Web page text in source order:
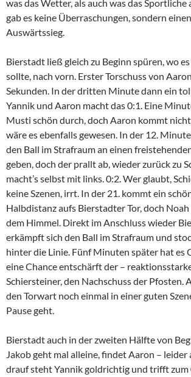
was das Wetter, als auch was das Sportliche
gab es keine Überraschungen, sondern
Auswärtssieg.
Bierstadt ließ gleich zu Beginn spüren, wo
sollte, nach vorn. Erster Torschuss von
Sekunden. In der dritten Minute dann ein
Yannik und Aaron macht das 0:1. Eine
Musti schön durch, doch Aaron kommt
wäre es ebenfalls gewesen. In der 12.
den Ball im Strafraum an einen
geben, doch der prallt ab, wieder zurück zu
macht’s selbst mit links. 0:2. Wer glaubt,
keine Szenen, irrt. In der 21. kommt ein
Halbdistanz aufs Bierstadter Tor, doch
dem Himmel. Direkt im Anschluss wieder
erkämpft sich den Ball im Strafraum und
hinter die Linie. Fünf Minuten später hat es
eine Chance entschärft der –
Schiersteiner, den Nachschuss der Pfosten.
den Torwart noch einmal in einer guten
Pause geht.
Bierstadt auch in der zweiten Hälfte von
Jakob geht mal alleine, findet Aaron – leider
drauf steht Yannik goldrichtig und trifft zum